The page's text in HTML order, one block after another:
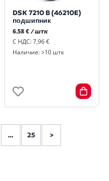
DSK 7210 B (46210E)
подшипник
6.58 € / штк
С НДС: 7,96 €
Наличие: >10 штк
… 25 >